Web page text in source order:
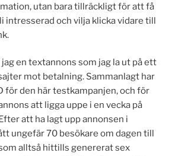
utan bara tillräckligt för att få
intresserad och vilja klicka vidare till
en textannons som jag la ut på ett
mot betalning. Sammanlagt har
för den här testkampanjen, och för
att ligga uppe i en vecka på
att ha lagt upp annonsen i
ungefär 70 besökare om dagen till
alltså hittills genererat sex